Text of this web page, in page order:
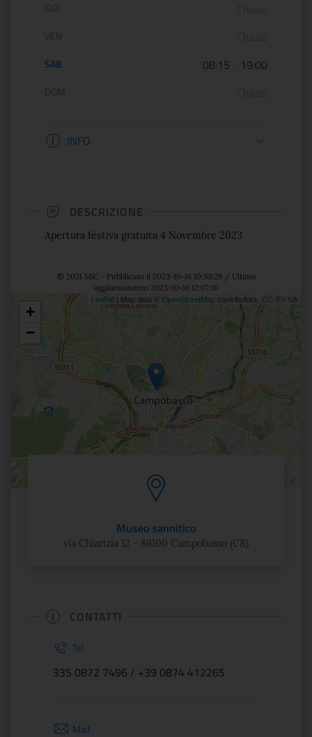
GIO
VEN
SAB 08:15 19:00
DOM
Informazioni apertura
INFO
DESCRIZIONE
Apertura festiva gratuita 4 Novembre 2023
© 2021 MiC - Pubblicato il 2023-10-16 10:33:29 / Ultimo
aggiornamento 2023-10-16 12:07:10
Posizione
+
−
Leaflet | Map data © OpenStreetMapcontributors, CC-BY-SA
Museo sannitico
via Chiarizia 12 - 86100 Campobasso (CB)
CONTATTI
Tel
335 0872 7496 / +39 0874 412265
Mail